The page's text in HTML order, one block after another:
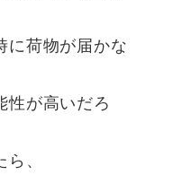
に荷物が届かな
性が高いだろ
、